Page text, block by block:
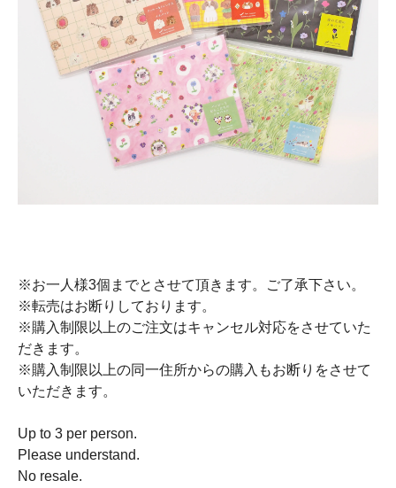
※お一人様3個までとさせて頂きます。ご了承下さい。
※転売はお断りしております。
※購入制限以上のご注文はキャンセル対応をさせていた
だきます。
※購入制限以上の同一住所からの購入もお断りをさせて
いただきます。
Up to 3 per person.
Please understand.
No resale.